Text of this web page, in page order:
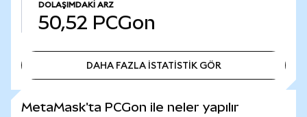
DOLAŞIMDAKI ARZ
50,52 PCGon
DAHA FAZLA İSTATİSTİK GÖR
MetaMask'ta PCGon ile neler yapılır